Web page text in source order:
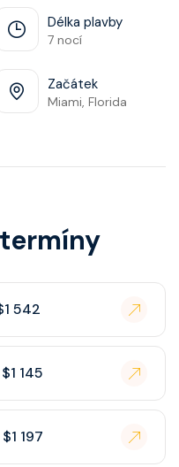
Délka plavby
7 nocí
Začátek
Miami, Florida
542
145
197